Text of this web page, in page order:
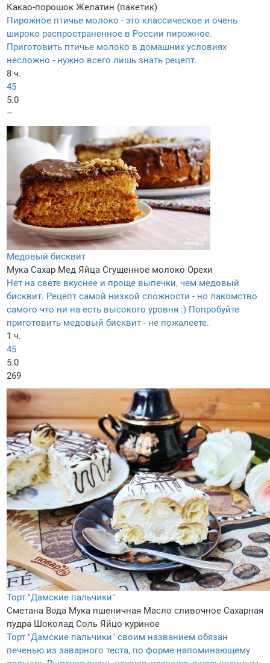
Какао-порошок Желатин (пакетик)
Пирожное птичье молоко - это классическое и очень
широко распространенное в России пирожное.
Приготовить птичье молоко в домашних условиях
несложно - нужно всего лишь знать рецепт.
8 ч.
45
5.0
–
Медовый бисквит
Мука Сахар Мед Яйца Сгущенное молоко Орехи
Нет на свете вкуснее и проще выпечки, чем медовый
бисквит. Рецепт самой низкой сложности - но лакомство
самого что ни на есть высокого уровня :) Попробуйте
приготовить медовый бисквит - не пожалеете.
1 ч.
45
5.0
269
Торт "Дамские пальчики"
Сметана Вода Мука пшеничная Масло сливочное Сахарная
пудра Шоколад Соль Яйцо куриное
Торт "Дамские пальчики" своим названием обязан
печенью из заварного теста, по форме напоминающему